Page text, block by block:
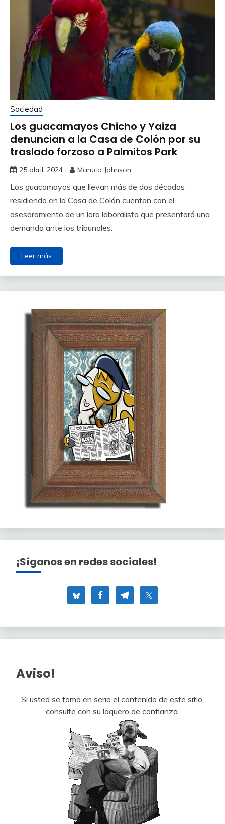
Sociedad
Los guacamayos Chicho y Yaiza
denuncian a la Casa de Colón por su
traslado forzoso a Palmitos Park
25 abril, 2024 Maruca Johnson
Los guacamayos que llevan más de dos décadas
residiendo en la Casa de Colón cuentan con el
asesoramiento de un loro laboralista que presentará una
demanda ante los tribunales.
Leer más
¡Síganos en redes sociales!
Aviso!
Si usted se toma en serio el contenido de este sitio,
consulte con su loquero de confianza.